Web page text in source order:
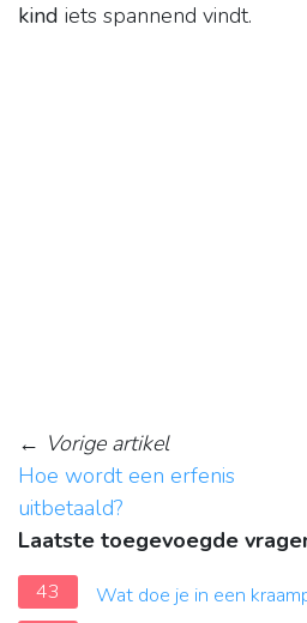
kind iets spannend vindt.
← Vorige artikel
Hoe wordt een erfenis
uitbetaald?
Laatste toegevoegde
43
Wat doe je in een